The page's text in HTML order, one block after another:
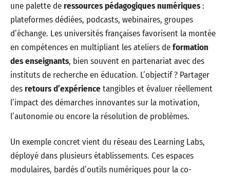
une palette deressources pédagogiques numériques:
plateformes dédiées, podcasts, webinaires, groupes
d’échange. Les universités françaises favorisent la montée
en compétences en multipliant les ateliers deformation
des enseignants, bien souvent en partenariat avec des
instituts de recherche en éducation. L’objectif ? Partager
desretours d’expériencetangibles et évaluer réellement
l’impact des démarches innovantes sur la motivation,
l’autonomie ou encore la résolution de problèmes.
Un exemple concret vient du réseau des Learning Labs,
déployé dans plusieurs établissements. Ces espaces
modulaires, bardés d’outils numériques pour la co-